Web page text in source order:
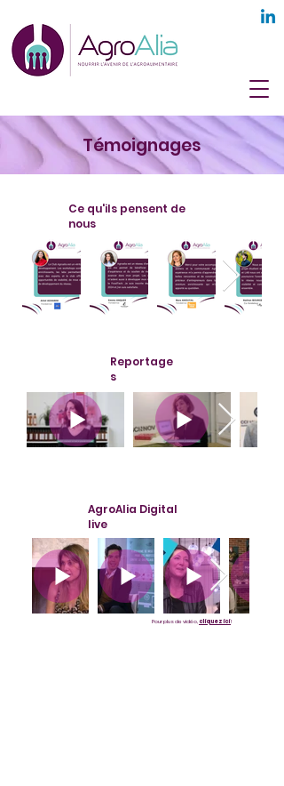
Témoignages
Ce qu'ils pensent de
nous
Reportage
s
AgroAlia Digital
live
Pour plus de vidéo, cliquez ici!